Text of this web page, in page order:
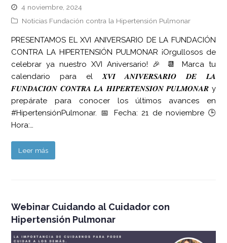
4 noviembre, 2024
Noticias Fundación contra la Hipertensión Pulmonar
PRESENTAMOS EL XVI ANIVERSARIO DE LA FUNDACIÓN
CONTRA LA HIPERTENSIÓN PULMONAR ¡Orgullosos de
celebrar ya nuestro XVI Aniversario! 🎉 📆 Marca tu
calendario para el 𝑿𝑽𝑰 𝑨𝑵𝑰𝑽𝑬𝑹𝑺𝑨𝑹𝑰𝑶 𝑫𝑬 𝑳𝑨
𝑭𝑼𝑵𝑫𝑨𝑪𝑰𝑶́𝑵 𝑪𝑶𝑵𝑻𝑹𝑨 𝑳𝑨 𝑯𝑰𝑷𝑬𝑹𝑻𝑬𝑵𝑺𝑰𝑶́𝑵 𝑷𝑼𝑳𝑴𝑶𝑵𝑨𝑹 y
prepárate para conocer los últimos avances en
#HipertensiónPulmonar. 📅 Fecha: 21 de noviembre 🕒
Hora:…
Leer más
Webinar Cuidando al Cuidador con
Hipertensión Pulmonar